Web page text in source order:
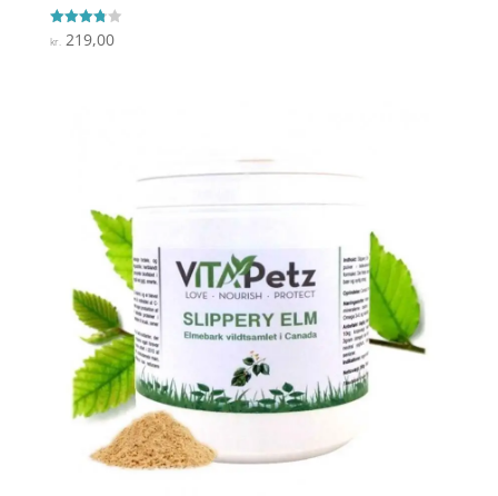
Vurderet
3.8
kr. 219,00